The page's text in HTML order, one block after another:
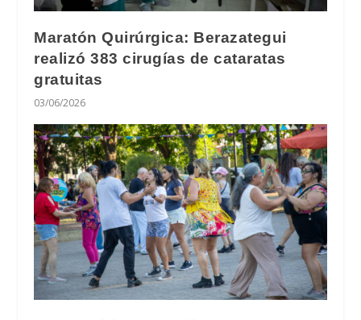
Maratón Quirúrgica: Berazategui
realizó 383 cirugías de cataratas
gratuitas
03/06/2026